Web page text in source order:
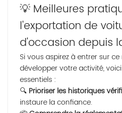
💡 Meilleures
l'exportation de
d'occasion depuis
Si vous aspirez à entrer sur
développer votre activité,
essentiels :
🔍 Prioriser les historiques
instaure la confiance.